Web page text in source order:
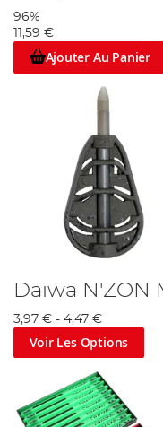
96%
11,59 €
Ajouter Au Panier
Daiwa N'ZON
3,97 € - 4,47 €
Voir Les Options